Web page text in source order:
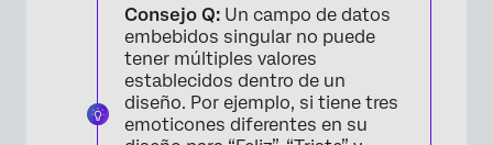
Consejo Q: Un campo de datos
embebidos singular no puede
tener múltiples valores
establecidos dentro de un
diseño. Por ejemplo, si tiene tres
emoticones diferentes en su